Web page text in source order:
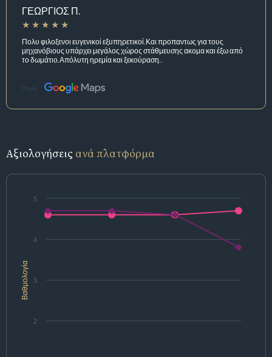
ΓΕΩΡΓΙΟΣ Π.
Πολυ φιλοξενοι ευγενικοί εξυπηρετικοί.Και προπαντως για τους
μηχανόβιους υπάρχει μεγάλος χώρος στάθμευσης ακομα και έξω από
το δωμάτιο.Απόλυτη ηρεμία και ξεκούραση..
Πηγή:
Αξιολογήσεις ανά πλατφόρμα
Βαθμολογία
2
3
4
5